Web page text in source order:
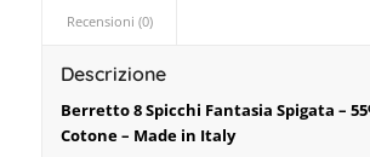
Recensioni (0)
Descrizione
Berretto 8 Spicchi Fantasia Spigata –
Cotone – Made in Italy